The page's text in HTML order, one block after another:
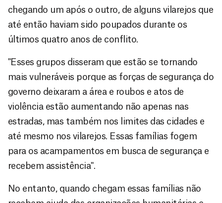
chegando um após o outro, de alguns vilarejos que
até então haviam sido poupados durante os
últimos quatro anos de conflito.
"Esses grupos disseram que estão se tornando
mais vulneráveis porque as forças de segurança do
governo deixaram a área e roubos e atos de
violência estão aumentando não apenas nas
estradas, mas também nos limites das cidades e
até mesmo nos vilarejos. Essas famílias fogem
para os acampamentos em busca de segurança e
recebem assistência".
No entanto, quando chegam essas famílias não